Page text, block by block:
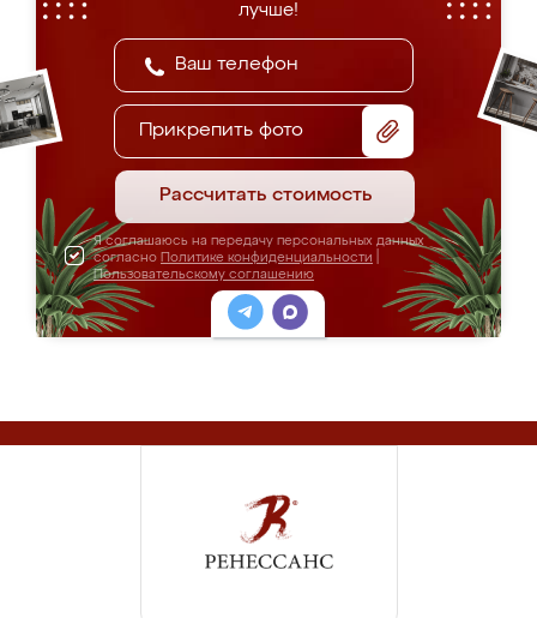
лучше!
Прикрепить фото
Рассчитать стоимость
Я соглашаюсь на передачу персональных данных
согласно Политике конфиденциальности
Пользовательскому соглашению